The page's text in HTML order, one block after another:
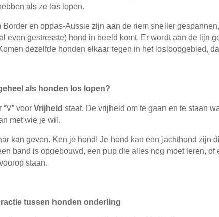
als ze los lopen.
en oppas-Aussie zijn aan de riem sneller
even gestresste) hond in beeld komt. Er wordt aan de lijn
dezelfde honden elkaar tegen in het losloopgebied,
als honden los lopen?
“V” voorVrijheid staat. De vrijheid om te gaan en te staan
met wie je wil.
kan geven. Ken je hond! Je hond kan een jachthond zijn
band is opgebouwd, een pup die alles nog moet leren,
staan.
tussen honden onderling